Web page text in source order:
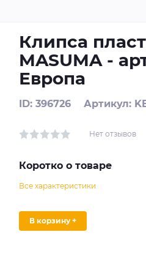
Клипса
MASUMA -
Европа
ID: 396726 Артикул:
Нет отзывов
Коротко о товаре
Все характеристики
В корзину +